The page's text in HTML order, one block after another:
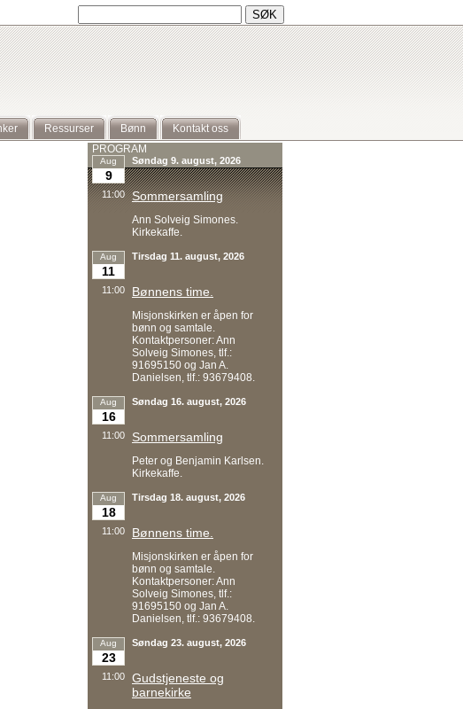
Ressurser Bønn
Kontakt oss
PROGRAM
Aug
9
Søndag 9. august, 2026
11:00 Sommersamling
Ann Solveig Simones.
Kirkekaffe.
Aug
11
Tirsdag 11. august, 2026
11:00 Bønnens time.
Misjonskirken er åpen for
bønn og samtale.
Kontaktpersoner: Ann
Solveig Simones, tlf.:
91695150 og Jan A.
Danielsen, tlf.: 93679408.
Aug
16
Søndag 16. august, 2026
11:00 Sommersamling
Peter og Benjamin Karlsen.
Kirkekaffe.
Aug
18
Tirsdag 18. august, 2026
11:00 Bønnens time.
Misjonskirken er åpen for
bønn og samtale.
Kontaktpersoner: Ann
Solveig Simones, tlf.:
91695150 og Jan A.
Danielsen, tlf.: 93679408.
Aug
23
Søndag 23. august, 2026
11:00
Gudstjeneste og
barnekirke